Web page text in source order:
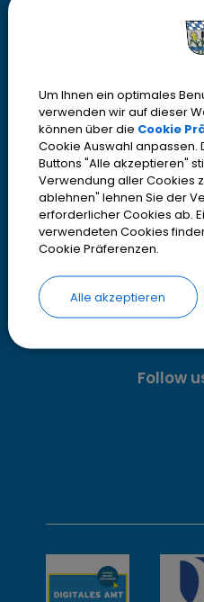
u
n
g
z
e
i
t
e
w
e
Freitag 08.00 -
Follow
Um Ihnen ein optimales
verwenden wir auf dieser
können über die Cookie
Cookie Auswahl anpassen.
Buttons "Alle akzeptieren"
Verwendung aller Cookies
ablehnen" lehnen Sie der
erforderlicher Cookies ab.
verwendeten Cookies
Cookie Präferenzen.
Alle akzeptieren